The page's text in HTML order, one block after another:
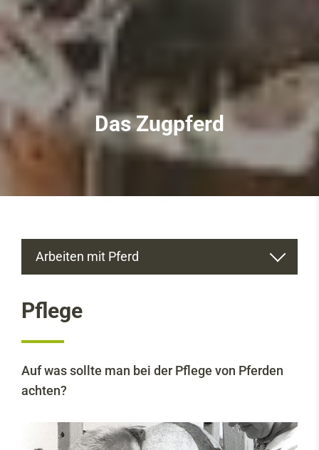
Das Zugpferd
Arbeiten mit Pferd
Arbeitspferde Heute
Rassen
Haltung
Pflege
Arbeitsleistung
Pflege
Auf was sollte man bei der Pflege von Pferden
achten?